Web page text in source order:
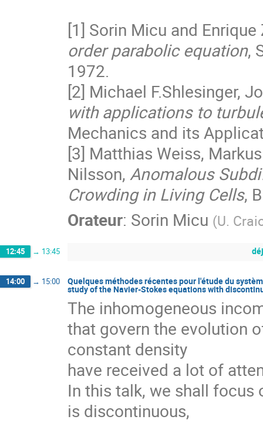
[1] Sorin Micu and
order parabolic equation,
1972.
[2] Michael F.Shlesinger,
with applications to
Mechanics and its
[3] Matthias Weiss,
Nilsson, Anomalous
Crowding in Living Cells,
Orateur: Sorin Micu (U.
12:45 → 13:45
14:00 → 15:00 Quelques méthodes récentes pour l'étude du
study of the Navier-Stokes equations with
The inhomogeneous
that govern the evolution
constant density
have received a lot of
In this talk, we shall focus
is discontinuous,